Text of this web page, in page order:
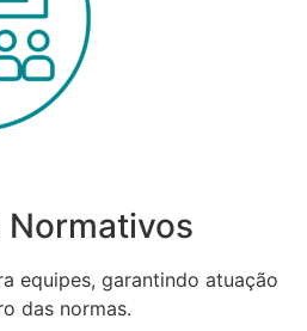
Normativos
equipes, garantindo atuação
das normas.